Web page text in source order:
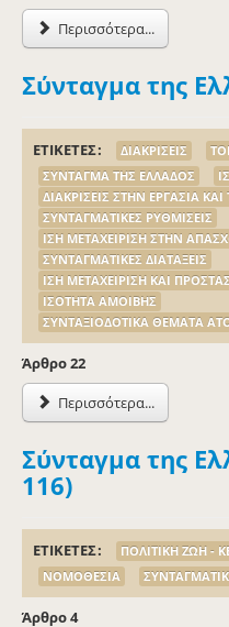
Περισσότερα...
Σύνταγμα της
ΕΤΙΚΕΤΕΣ ΔΙΑΚΡΙΣΕΙΣ
ΣΥΝΤΑΓΜΑ ΤΗΣ ΕΛΛΑΔΟΣ
ΔΙΑΚΡΙΣΕΙΣ ΣΤΗΝ ΕΡΓΑΣΙΑ
ΣΥΝΤΑΓΜΑΤΙΚΕΣ ΡΥΘΜΙΣΕΙΣ
ΙΣΗ ΜΕΤΑΧΕΙΡΙΣΗ ΣΤΗΝ
ΣΥΝΤΑΓΜΑΤΙΚΕΣ ΔΙΑΤΑΞΕΙΣ
ΙΣΗ ΜΕΤΑΧΕΙΡΙΣΗ ΚΑΙ
ΙΣΟΤΗΤΑ ΑΜΟΙΒΗΣ
ΣΥΝΤΑΞΙΟΔΟΤΙΚΑ ΘΕΜΑΤΑ
Άρθρo 22
Περισσότερα...
Σύνταγμα της
116)
ΕΤΙΚΕΤΕΣ
ΠΟΛΙΤΙΚΗ ΖΩΗ -
ΝΟΜΟΘΕΣΙΑ
Άρθρο 4